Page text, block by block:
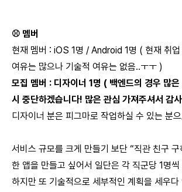
⚾️ 멤버
현재 멤버 : iOS 1명 / Android 1명 ( 현재 취업
여유는 많으나 기술적 여유는 없음..ㅜㅜ )
모집 멤버 : 디자이너 1명 ( 백엔드의 경우 많
시 중단하겠습니다! 많은 관심 가져주셔서 감
디자이너 분은 피그마로 작업하실 수 있는 분
서비스 규모를 크게 만들기 보단 “직관 친구
한 앱을 만들고 싶어서 일단은 각 직군당 1명
하지만 또 기술적으로 세부적인 계획을 세우